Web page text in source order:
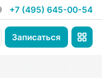
+7 (495) 645-00-54
Записаться